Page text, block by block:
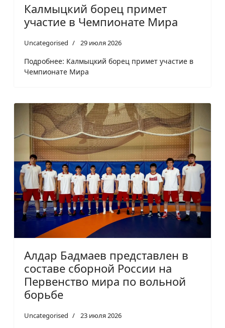
Калмыцкий борец примет
участие в Чемпионате Мира
Uncategorised 29 июля 2026
Подробнее: Калмыцкий борец примет участие в
Чемпионате Мира
Алдар Бадмаев представлен в
составе сборной России на
Первенство мира по вольной
борьбе
Uncategorised 23 июля 2026